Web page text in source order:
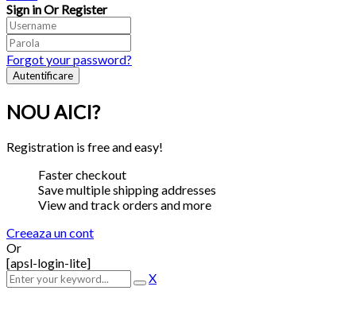
Sign in Or Register
Forgot your password?
NOU AICI?
Registration is free and easy!
Faster checkout
Save multiple shipping addresses
View and track orders and more
Creeaza un cont
Or
[apsl-login-lite]
X